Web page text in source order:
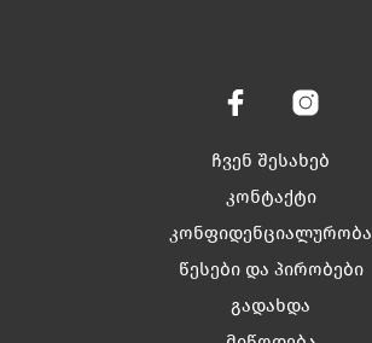
be
chosen
the
product
ჩვენ შესახებ
კონტაქტი
კონფიდენციალურობა
წესები და პირობები
გადახდა